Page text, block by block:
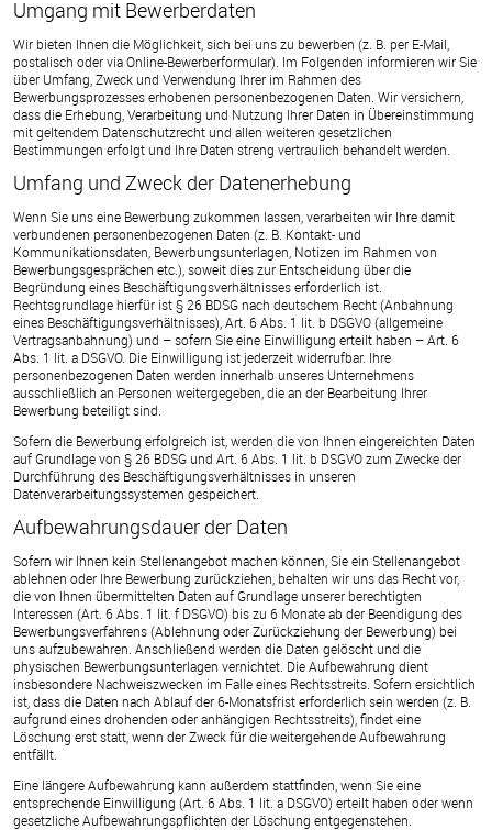
Umgang mit Bewerberdaten
Wir bieten Ihnen die Möglichkeit, sich bei uns zu bewerben (z. B. per E-Mail,
postalisch oder via Online-Bewerberformular). Im Folgenden informieren wir Sie
über Umfang, Zweck und Verwendung Ihrer im Rahmen des
Bewerbungsprozesses erhobenen personenbezogenen Daten. Wir versichern,
dass die Erhebung, Verarbeitung und Nutzung Ihrer Daten in Übereinstimmung
mit geltendem Datenschutzrecht und allen weiteren gesetzlichen
Bestimmungen erfolgt und Ihre Daten streng vertraulich behandelt werden.
Umfang und Zweck der Datenerhebung
Wenn Sie uns eine Bewerbung zukommen lassen, verarbeiten wir Ihre damit
verbundenen personenbezogenen Daten (z. B. Kontakt- und
Kommunikationsdaten, Bewerbungsunterlagen, Notizen im Rahmen von
Bewerbungsgesprächen etc.), soweit dies zur Entscheidung über die
Begründung eines Beschäftigungsverhältnisses erforderlich ist.
Rechtsgrundlage hierfür ist § 26 BDSG nach deutschem Recht (Anbahnung
eines Beschäftigungsverhältnisses), Art. 6 Abs. 1 lit. b DSGVO (allgemeine
Vertragsanbahnung) und – sofern Sie eine Einwilligung erteilt haben – Art. 6
Abs. 1 lit. a DSGVO. Die Einwilligung ist jederzeit widerrufbar. Ihre
personenbezogenen Daten werden innerhalb unseres Unternehmens
ausschließlich an Personen weitergegeben, die an der Bearbeitung Ihrer
Bewerbung beteiligt sind.
Sofern die Bewerbung erfolgreich ist, werden die von Ihnen eingereichten Daten
auf Grundlage von § 26 BDSG und Art. 6 Abs. 1 lit. b DSGVO zum Zwecke der
Durchführung des Beschäftigungsverhältnisses in unseren
Datenverarbeitungssystemen gespeichert.
Aufbewahrungsdauer der Daten
Sofern wir Ihnen kein Stellenangebot machen können, Sie ein Stellenangebot
ablehnen oder Ihre Bewerbung zurückziehen, behalten wir uns das Recht vor,
die von Ihnen übermittelten Daten auf Grundlage unserer berechtigten
Interessen (Art. 6 Abs. 1 lit. f DSGVO) bis zu 6 Monate ab der Beendigung des
Bewerbungsverfahrens (Ablehnung oder Zurückziehung der Bewerbung) bei
uns aufzubewahren. Anschließend werden die Daten gelöscht und die
physischen Bewerbungsunterlagen vernichtet. Die Aufbewahrung dient
insbesondere Nachweiszwecken im Falle eines Rechtsstreits. Sofern ersichtlich
ist, dass die Daten nach Ablauf der 6-Monatsfrist erforderlich sein werden (z. B.
aufgrund eines drohenden oder anhängigen Rechtsstreits), findet eine
Löschung erst statt, wenn der Zweck für die weitergehende Aufbewahrung
entfällt.
Eine längere Aufbewahrung kann außerdem stattfinden, wenn Sie eine
entsprechende Einwilligung (Art. 6 Abs. 1 lit. a DSGVO) erteilt haben oder wenn
gesetzliche Aufbewahrungspflichten der Löschung entgegenstehen.